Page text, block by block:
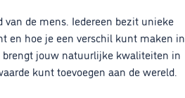
de mens. Iedereen bezit unieke
en hoe je een verschil kunt maken in
brengt jouw natuurlijke kwaliteiten in
kunt toevoegen aan de wereld.